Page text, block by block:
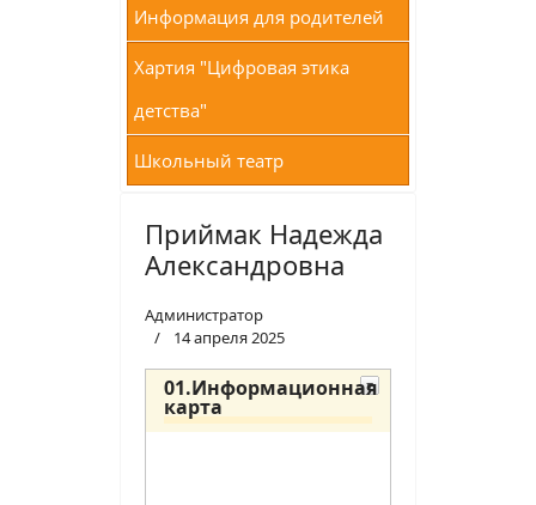
Информация для родителей
Хартия "Цифровая этика
детства"
Школьный театр
Приймак Надежда
Александровна
Администратор
14 апреля 2025
01.Информационная
карта